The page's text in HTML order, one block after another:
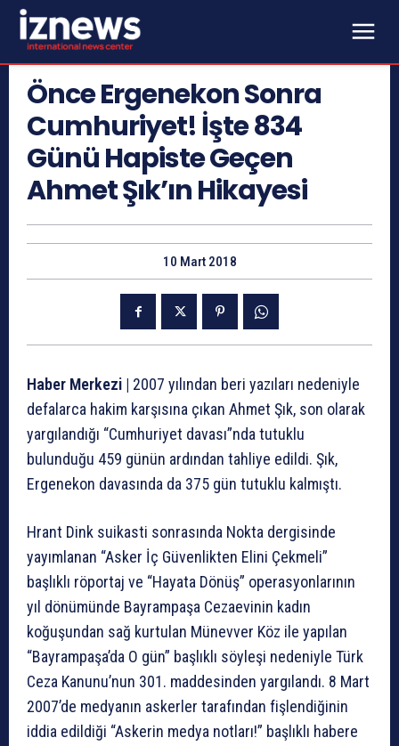
Önce Ergenekon Sonra
Cumhuriyet! İşte 834
Günü Hapiste Geçen
Ahmet Şık’ın Hikayesi
10 Mart 2018
Haber Merkezi | 2007 yılından beri yazıları nedeniyle
defalarca hakim karşısına çıkan Ahmet Şık, son olarak
yargılandığı “Cumhuriyet davası”nda tutuklu
bulunduğu 459 günün ardından tahliye edildi. Şık,
Ergenekon davasında da 375 gün tutuklu kalmıştı.
Hrant Dink suikasti sonrasında Nokta dergisinde
yayımlanan “Asker İç Güvenlikten Elini Çekmeli”
başlıklı röportaj ve “Hayata Dönüş” operasyonlarının
yıl dönümünde Bayrampaşa Cezaevinin kadın
koğuşundan sağ kurtulan Münevver Köz ile yapılan
“Bayrampaşa’da O gün” başlıklı söyleşi nedeniyle Türk
Ceza Kanunu’nun 301. maddesinden yargılandı. 8 Mart
2007’de medyanın askerler tarafından fişlendiğinin
iddia edildiği “Askerin medya notları!” başlıklı habere